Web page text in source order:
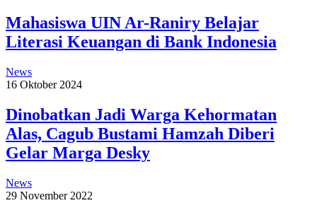
Mahasiswa UIN Ar-Raniry Belajar
Literasi Keuangan di Bank Indonesia
News
16 Oktober 2024
Dinobatkan Jadi Warga Kehormatan
Alas, Cagub Bustami Hamzah Diberi
Gelar Marga Desky
News
29 November 2022